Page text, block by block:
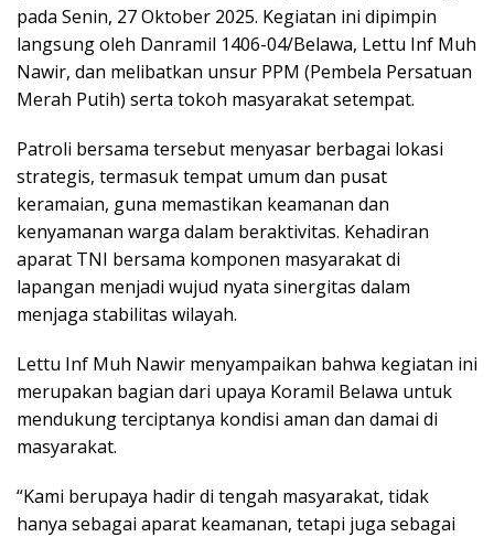
pada Senin, 27 Oktober 2025. Kegiatan ini dipimpin
langsung oleh Danramil 1406-04/Belawa, Lettu Inf Muh
Nawir, dan melibatkan unsur PPM (Pembela Persatuan
Merah Putih) serta tokoh masyarakat setempat.
Patroli bersama tersebut menyasar berbagai lokasi
strategis, termasuk tempat umum dan pusat
keramaian, guna memastikan keamanan dan
kenyamanan warga dalam beraktivitas. Kehadiran
aparat TNI bersama komponen masyarakat di
lapangan menjadi wujud nyata sinergitas dalam
menjaga stabilitas wilayah.
Lettu Inf Muh Nawir menyampaikan bahwa kegiatan ini
merupakan bagian dari upaya Koramil Belawa untuk
mendukung terciptanya kondisi aman dan damai di
masyarakat.
“Kami berupaya hadir di tengah masyarakat, tidak
hanya sebagai aparat keamanan, tetapi juga sebagai